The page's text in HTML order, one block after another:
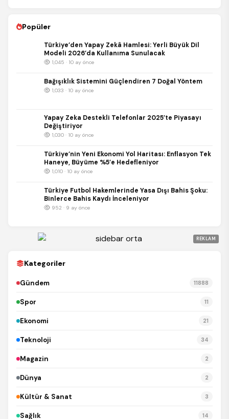
Popüler
Türkiye’den Yapay Zekâ Hamlesi: Yerli Büyük Dil
Modeli 2026’da Kullanıma Sunulacak
1,045 · 10 ay önce
Bağışıklık Sistemini Güçlendiren 7 Doğal Yöntem
1,033 · 10 ay önce
Yapay Zeka Destekli Telefonlar 2025’te Piyasayı
Değiştiriyor
1,030 · 10 ay önce
Türkiye’nin Yeni Ekonomi Yol Haritası: Enflasyon Tek
Haneye, Büyüme %5’e Hedefleniyor
1,010 · 10 ay önce
Türkiye Futbol Hakemlerinde Yasa Dışı Bahis Şoku:
Binlerce Bahis Kaydı İnceleniyor
952 · 9 ay önce
REKLAM
Kategoriler
Gündem 11888
Spor 11
Ekonomi 21
Teknoloji 34
Magazin 2
Dünya 2
Kültür & Sanat 3
Sağlık 14